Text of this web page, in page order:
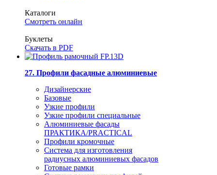
Каталоги
Смотреть онлайн
Буклеты
Скачать в PDF
27. Профили фасадные алюминиевые
Дизайнерские
Базовые
Узкие профили
Узкие профили специальные
Алюминиевые фасады
ПРАКТИКА/PRACTICAL
Профили кромочные
Система для изготовления
радиусных алюминиевых фасадов
Готовые рамки